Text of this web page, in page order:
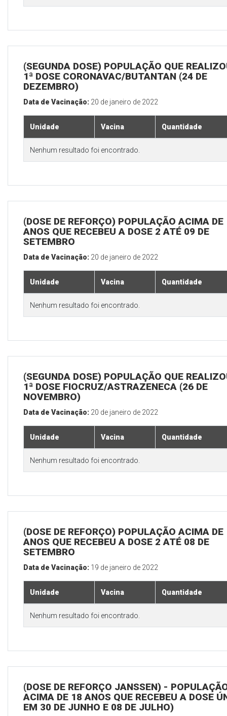
(SEGUNDA DOSE) POPULAÇÃO QUE
1ª DOSE CORONAVAC/BUTANTAN (24 DE
DEZEMBRO)
Data de Vacinação: 20 de janeiro de 2022
Unidade Vacina Quantidade
Nenhum resultado foi encontrado.
(DOSE DE REFORÇO) POPULAÇÃO ACIMA DE
ANOS QUE RECEBEU A DOSE 2 ATÉ 09 DE
SETEMBRO
Data de Vacinação: 20 de janeiro de 2022
Unidade Vacina Quantidade
Nenhum resultado foi encontrado.
(SEGUNDA DOSE) POPULAÇÃO QUE
1ª DOSE FIOCRUZ/ASTRAZENECA (26 DE
NOVEMBRO)
Data de Vacinação: 20 de janeiro de 2022
Unidade Vacina Quantidade
Nenhum resultado foi encontrado.
(DOSE DE REFORÇO) POPULAÇÃO ACIMA DE
ANOS QUE RECEBEU A DOSE 2 ATÉ 08 DE
SETEMBRO
Data de Vacinação: 19 de janeiro de 2022
Unidade Vacina Quantidade
Nenhum resultado foi encontrado.
(DOSE DE REFORÇO JANSSEN) -
ACIMA DE 18 ANOS QUE RECEBEU A DOSE
EM 30 DE JUNHO E 08 DE JULHO)